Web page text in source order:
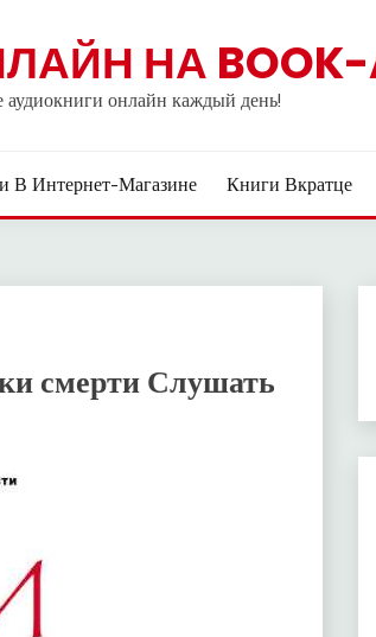
НА BOOK-
онлайн каждый день!
В Интернет-Магазине Книги Вкратце
смерти Слушать